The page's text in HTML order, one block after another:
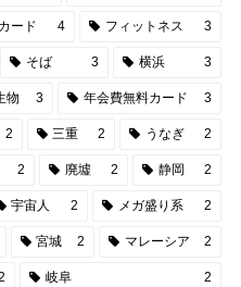
ード 4 フィットネス 3
そば 3 横浜 3
物 3 年会費無料カード 3
2 三重 2 うなぎ 2
2 廃墟 2 静岡 2
宇宙人 2 メガ盛り系 2
宮城 2 マレーシア 2
岐阜 2